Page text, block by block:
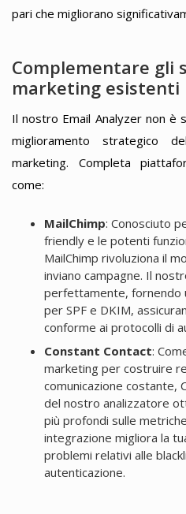
pari che migliorano
Complementare gli
marketing esistenti
Il nostro Email Analyzer non è
miglioramento strategico
marketing. Completa
come:
MailChimp: Conosciuto
friendly e le potenti
MailChimp rivoluziona il
inviano campagne. Il
perfettamente, fornendo
per SPF e DKIM,
conforme ai protocolli di
Constant Contact:
marketing per costruire
comunicazione costante,
del nostro analizzatore
più profondi sulle
integrazione migliora la
problemi relativi alle
autenticazione.